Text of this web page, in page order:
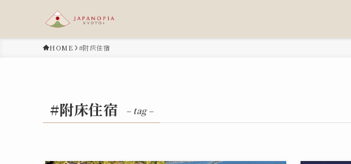
HOME #附床住宿
#附床住宿 – tag –